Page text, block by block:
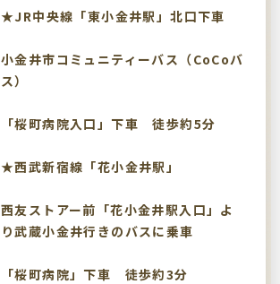
★JR中央線「東小金井駅」北口下車
小金井市コミュニティーバス（CoCoバ
ス）
「桜町病院入口」下車 徒歩約5分
★西武新宿線「花小金井駅」
西友ストアー前「花小金井駅入口」よ
り武蔵小金井行きのバスに乗車
「桜町病院」下車 徒歩約3分